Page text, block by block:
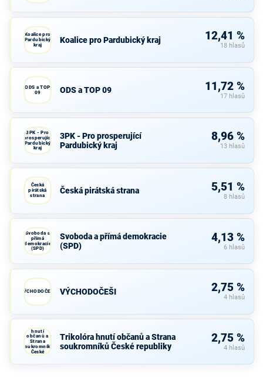
Koalice pro
Pardubický
kraj
Koalice pro Pardubický kraj 12,41 %
18 hlasů
ODS a TOP
09
ODS a TOP 09 11,72 %
17 hlasů
3PK - Pro
prosperující
Pardubický
kraj
3PK - Pro prosperující
Pardubický kraj
8,96 %
13 hlasů
Česká
pirátská
strana
Česká pirátská strana 5,51 %
8 hlasů
Svoboda a
přímá
demokracie
(SPD)
Svoboda a přímá demokracie
(SPD)
4,13 %
6 hlasů
VÝCHODOČEŠI VÝCHODOČEŠI 2,75 %
4 hlasů
hnutí
občanů a
Strana
soukromníků
České
republiky
Trikolóra hnutí občanů a Strana
soukromníků České republiky
2,75 %
4 hlasů